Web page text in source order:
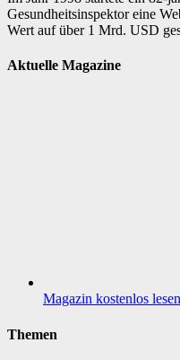
Gesundheitsinspektor eine
Wert auf über 1 Mrd. USD
Aktuelle Magazine
Magazin kostenlos
Themen